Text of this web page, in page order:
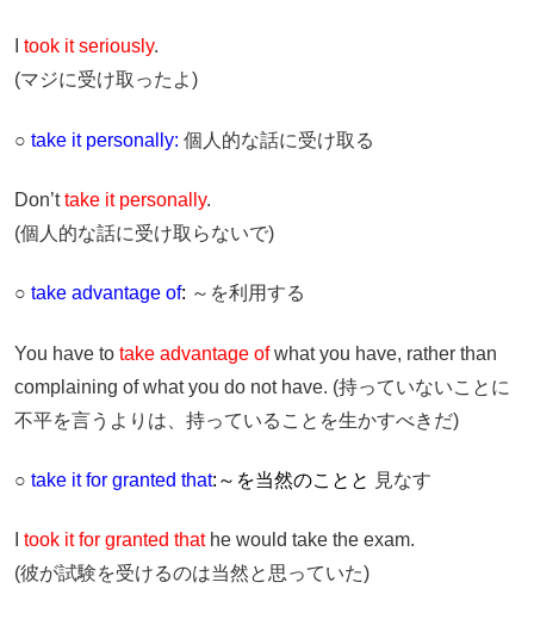
took itseriously.
(マジに受け取ったよ)
○ take it personally: 個人的な話に受け取る
Don’ttake it personally.
(個人的な話に受け取らないで)
○ take advantage of: ～を利用する
You have to take advantage ofwhat you have, rather than
complaining of what you do not have. (持っていないことに
不平を言うよりは、持っていることを生かすべきだ)
○ take it for granted that:～を当然のことと 見なす
took it for granted thathe would take the exam.
(彼が試験を受けるのは当然と思っていた)